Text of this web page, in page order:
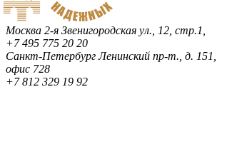
Москва 2-я Звенигородская ул., 12, стр.1,
+7 495 775 20 20
Санкт-ПетербургЛенинский пр-т., д. 151,
офис 728
+7 812 329 19 92